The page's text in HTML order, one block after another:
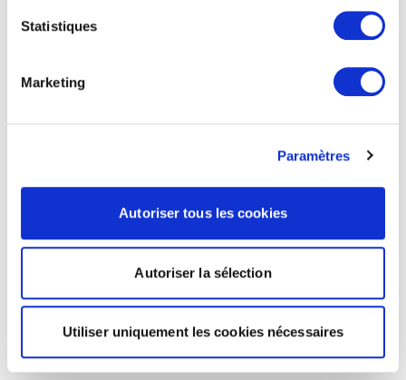
Statistiques
Marketing
Paramètres
Autoriser tous les cookies
Autoriser la sélection
Utiliser uniquement les cookies nécessaires